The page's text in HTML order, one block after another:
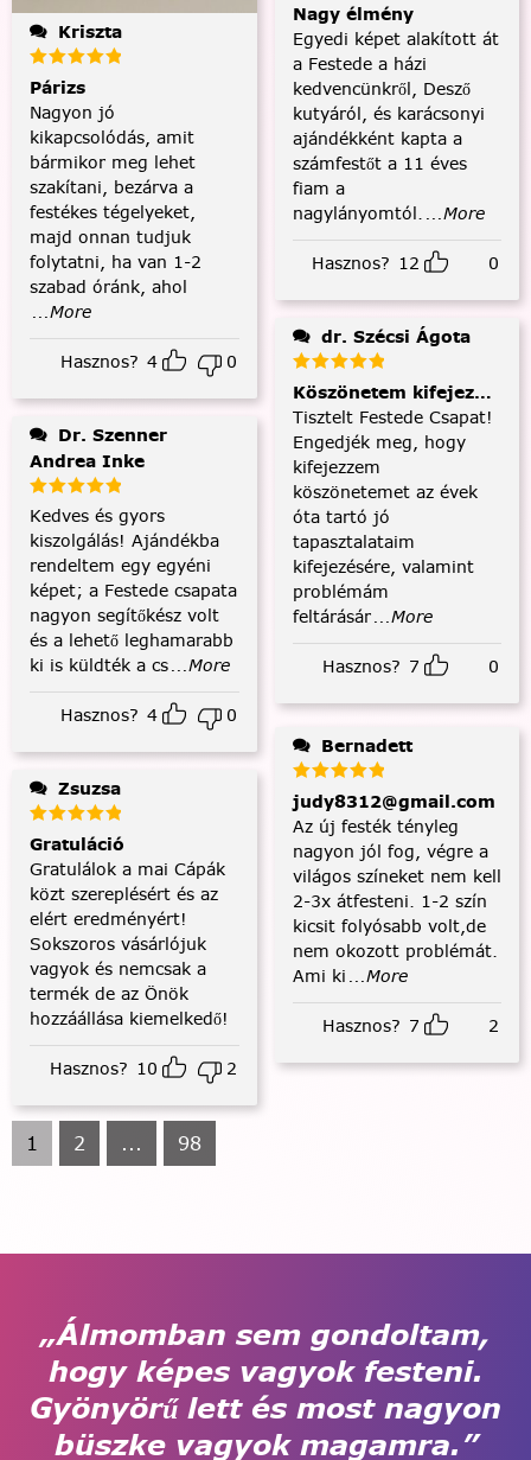
Kriszta
Párizs
Nagyon jó
kikapcsolódás, amit
bármikor meg lehet
szakítani, bezárva a
festékes tégelyeket,
majd onnan tudjuk
folytatni, ha van 1-2
szabad óránk, ahol
...More
Hasznos? 4 0
Andrea Inke
Kedves és gyors
kiszolgálás! Ajándékba
rendeltem egy egyéni
képet; a Festede csapata
nagyon segítőkész volt
és a lehető leghamarabb
ki is küldték a cs...More
Hasznos? 4 0
Zsuzsa
Gratuláció
Gratulálok a mai Cápák
közt szereplésért és az
elért eredményért!
Sokszoros vásárlójuk
vagyok és nemcsak a
termék de az Önök
hozzáállása kiemelkedő!
Hasznos? 10 2
Nagy élmény
Egyedi képet alakított át
a Festede a házi
kedvencünkről, Desző
kutyáról, és karácsonyi
ajándékként kapta a
számfestőt a 11 éves
fiam a
nagylányomtól. ...More
Hasznos? 12 0
dr. Szécsi Ágota
Köszönetem kifejezése
Tisztelt Festede Csapat!
Engedjék meg, hogy
kifejezzem
köszönetemet az évek
óta tartó jó
tapasztalataim
kifejezésére, valamint
problémám
feltárásár...More
Hasznos? 7 0
Bernadett
judy8312@gmail.com
Az új festék tényleg
nagyon jól fog, végre a
világos színeket nem kell
2-3x átfesteni. 1-2 szín
kicsit folyósabb volt,de
nem okozott problémát.
Ami ki ...More
Hasznos? 7 2
1 2 ... 98
„Álmomban sem gondoltam,
hogy képes vagyok festeni.
Gyönyörű lett és most nagyon
büszke vagyok magamra.”